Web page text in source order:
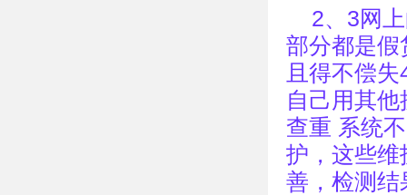
2、3网
部分都是假
且得不偿
自己用其
查重 系统
护，这些维
善，检测结